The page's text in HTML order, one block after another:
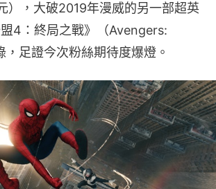
），大破2019年漫威的另一部超英
4：終局之戰》（Avengers:
足證今次粉絲期待度爆燈。